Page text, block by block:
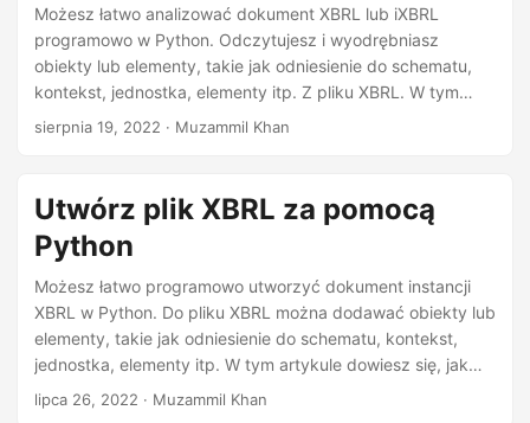
Możesz łatwo analizować dokument XBRL lub iXBRL
programowo w Python. Odczytujesz i wyodrębniasz
obiekty lub elementy, takie jak odniesienie do schematu,
kontekst, jednostka, elementy itp. Z pliku XBRL. W tym
artykule dowiesz się, jak analizować dokumenty instancji
sierpnia 19, 2022 · Muzammil Khan
Utwórz plik XBRL za pomocą
Python
Możesz łatwo programowo utworzyć dokument instancji
XBRL w Python. Do pliku XBRL można dodawać obiekty lub
elementy, takie jak odniesienie do schematu, kontekst,
jednostka, elementy itp. W tym artykule dowiesz się, jak
tworzyć dokumenty instancji XBRL za pomocą Python.
lipca 26, 2022 · Muzammil Khan